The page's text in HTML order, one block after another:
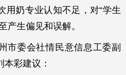
用奶专业认知不足，对“学生
产生偏见和误解。
市委会社情民意信息工委副
彩建议：